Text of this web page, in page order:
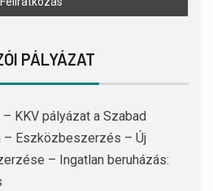
PÁLYÁZAT
KKV pályázat a Szabad
– Eszközbeszerzés – Új
– Ingatlan beruházás: